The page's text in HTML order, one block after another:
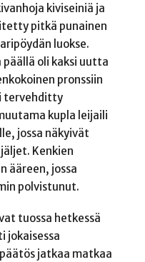
kiviseiniä ja
pitkä punainen
luokse.
oli kaksi uutta
pronssiin
tervehditty
kupla leijaili
jossa näkyivät
Kenkien
ääreen, jossa
polvistunut.
tuossa hetkessä
jokaisessa
jatkaa matkaa